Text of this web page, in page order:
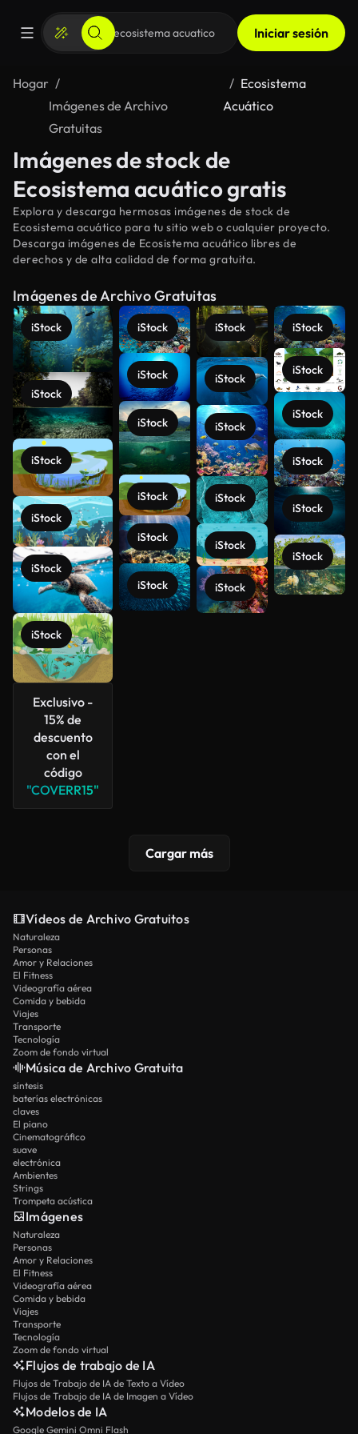
Iniciar sesión
Hogar
Imágenes de Archivo
Gratuitas
Ecosistema
Acuático
Imágenes de stock de
Ecosistema acuático gratis
Explora y descarga hermosas imágenes de stock de
Ecosistema acuático para tu sitio web o cualquier proyecto.
Descarga imágenes de Ecosistema acuático libres de
derechos y de alta calidad de forma gratuita.
Imágenes de Archivo Gratuitas
iStock
iStock
iStock
iStock
iStock
iStock
Exclusivo -
15% de
descuento
con el
código
"COVERR15"
iStock
iStock
iStock
iStock
iStock
iStock
iStock
iStock
iStock
iStock
iStock
iStock
iStock
iStock
iStock
iStock
iStock
iStock
Cargar más
Vídeos de Archivo Gratuitos
Naturaleza
Personas
Amor y Relaciones
El Fitness
Videografía aérea
Comida y bebida
Viajes
Transporte
Tecnología
Zoom de fondo virtual
Música de Archivo Gratuita
síntesis
baterías electrónicas
claves
El piano
Cinematográfico
suave
electrónica
Ambientes
Strings
Trompeta acústica
Imágenes
Naturaleza
Personas
Amor y Relaciones
El Fitness
Videografía aérea
Comida y bebida
Viajes
Transporte
Tecnología
Zoom de fondo virtual
Flujos de trabajo de IA
Flujos de Trabajo de IA de Texto a Vídeo
Flujos de Trabajo de IA de Imagen a Vídeo
Modelos de IA
Google Gemini Omni Flash